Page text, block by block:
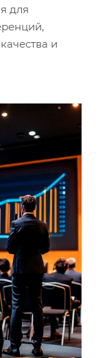
для
и